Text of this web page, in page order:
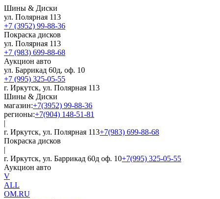
Шины & Диски
ул. Полярная 113
+7 (3952) 99-88-36
Покраска дисков
ул. Полярная 113
+7 (983) 699-88-68
Аукцион авто
ул. Баррикад 60д, оф. 10
+7 (995) 325-05-55
г. Иркутск, ул. Полярная 113
Шины & Диски
магазин:+7(3952) 99-88-36
регионы:+7(904) 148-51-81
|
г. Иркутск, ул. Полярная 113+7(983) 699-88-68
Покраска дисков
|
г. Иркутск, ул. Баррикад 60д оф. 10+7(995) 325-05-55
Аукцион авто
V
ALL
OM.RU